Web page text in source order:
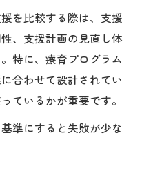
を比較する際は、支援
、支援計画の見直し体
特に、療育プログラム
合わせて設計されてい
ているかが重要です。
準にすると失敗が少な